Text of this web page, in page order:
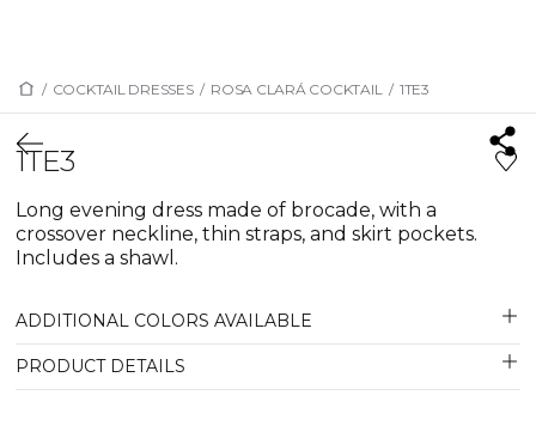
/ COCKTAIL DRESSES / ROSA CLARÁ COCKTAIL / 1TE3
1TE3
Long evening dress made of brocade, with a
crossover neckline, thin straps, and skirt pockets.
Includes a shawl.
ADDITIONAL COLORS AVAILABLE
PRODUCT DETAILS